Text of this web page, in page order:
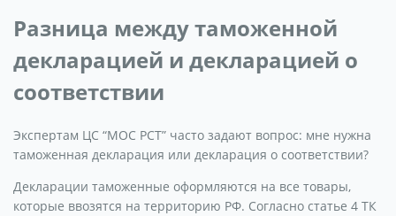
Разница между таможенной
декларацией и декларацией о
соответствии
Экспертам ЦС “МОС РСТ” часто задают вопрос: мне нужна
таможенная декларация или декларация о соответствии?
Декларации таможенные оформляются на все товары,
которые ввозятся на территорию РФ. Согласно статье 4 ТК